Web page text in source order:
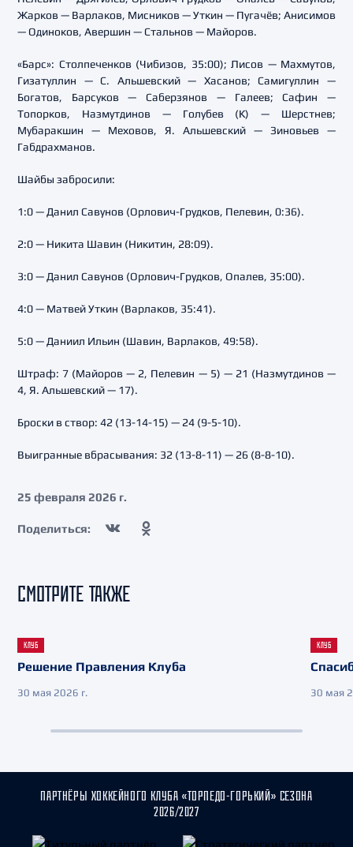
Жарков — Варлаков, Мисников — Уткин — Пугачёв; Анисимов
— Одиноков, Авершин — Стальнов — Майоров.
«Барс»: Столпеченков (Чибизов, 35:00); Лисов — Махмутов,
Гизатуллин — С. Альшевский — Хасанов; Самигуллин —
Богатов, Барсуков — Саберзянов — Галеев; Сафин —
Топорков, Назмутдинов — Голубев (К) — Шерстнев;
Мубаракшин — Меховов, Я. Альшевский — Зиновьев —
Габдрахманов.
Шайбы забросили:
1:0 — Данил Савунов (Орлович-Грудков, Пелевин, 0:36).
2:0 — Никита Шавин (Никитин, 28:09).
3:0 — Данил Савунов (Орлович-Грудков, Опалев, 35:00).
4:0 — Матвей Уткин (Варлаков, 35:41).
5:0 — Даниил Ильин (Шавин, Варлаков, 49:58).
Штраф: 7 (Майоров — 2, Пелевин — 5) — 21 (Назмутдинов —
4, Я. Альшевский — 17).
Броски в створ: 42 (13-14-15) — 24 (9-5-10).
Выигранные вбрасывания: 32 (13-8-11) — 26 (8-8-10).
25 февраля 2026 г.
Поделиться:
СМОТРИТЕ ТАКЖЕ
КЛУБ
Решение Правления Клуба
30 мая 2026 г.
КЛУБ
30 мая
ПАРТНЁРЫ ХОККЕЙНОГО КЛУБА «ТОРПЕДО-ГОРЬКИЙ» СЕЗОНА
2026/2027